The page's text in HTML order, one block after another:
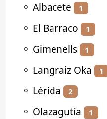
⚬ Albacete 1
⚬ El Barraco 1
⚬ Gimenells 1
⚬ Langraiz Oka 1
⚬ Lérida 2
⚬ Olazagutía 1